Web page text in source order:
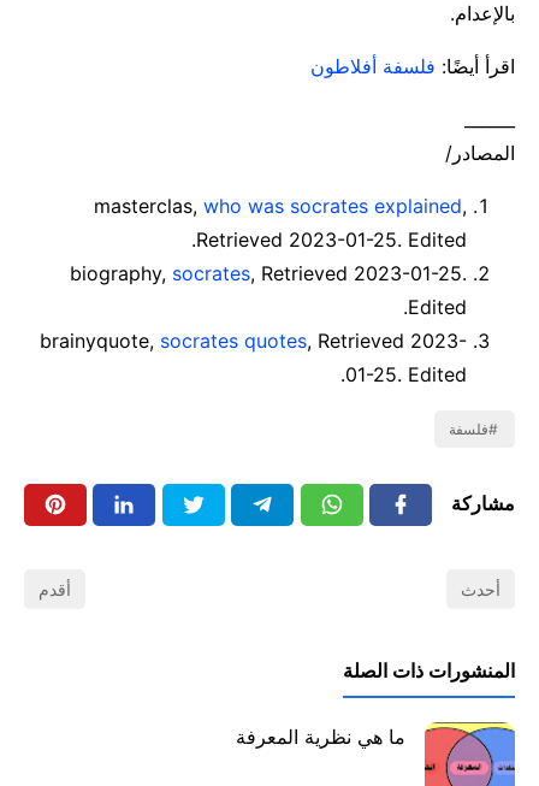
بالإعدام.
اقرأ أيضًا: فلسفة أفلاطون
المصادر/
masterclas, who was socrates explained,
Retrieved 2023-01-25. Edited.
biography, socrates, Retrieved 2023-01-25.
Edited.
brainyquote, socrates quotes, Retrieved 2023-
01-25. Edited.
فلسفة
مشاركة
أحدث أقدم
المنشورات ذات الصلة
ما هي نظرية المعرفة